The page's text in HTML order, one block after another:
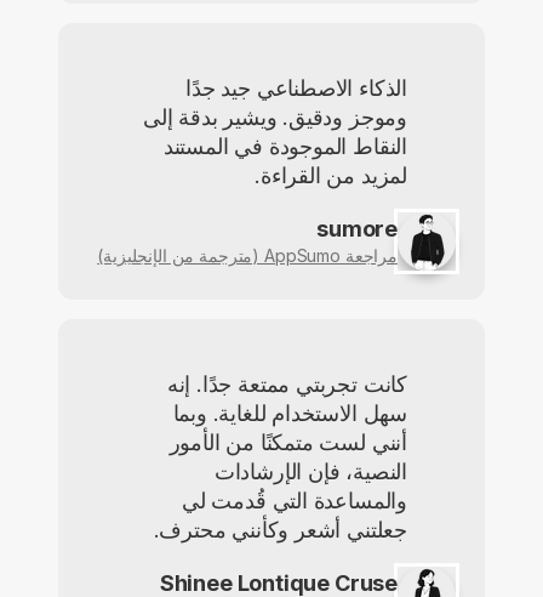
الذكاء الاصطناعي جيد جدًا
وموجز ودقيق. ويشير بدقة إلى
النقاط الموجودة في المستند
لمزيد من القراءة.
sumore
مراجعة AppSumo (مترجمة من الإنجليزية)
كانت تجربتي ممتعة جدًا. إنه
سهل الاستخدام للغاية. وبما
أنني لست متمكنًا من الأمور
النصية، فإن الإرشادات
والمساعدة التي قُدمت لي
جعلتني أشعر وكأنني محترف.
Shinee Lontique Cruse